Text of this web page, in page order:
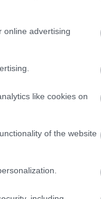
online advertising
like cookies on
of the website
ben a Ga’aguai
követett. A
bemutatták.
egy musical
a 2008-as
kortársát